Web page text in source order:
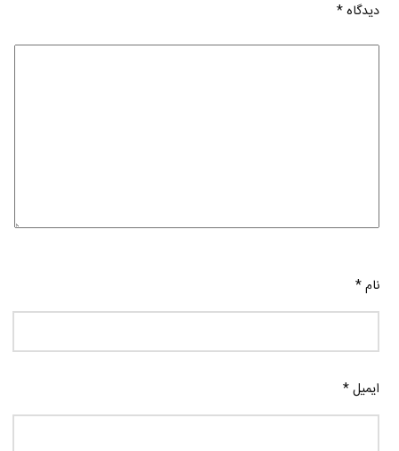
دیدگاه*
نام*
ایمیل*